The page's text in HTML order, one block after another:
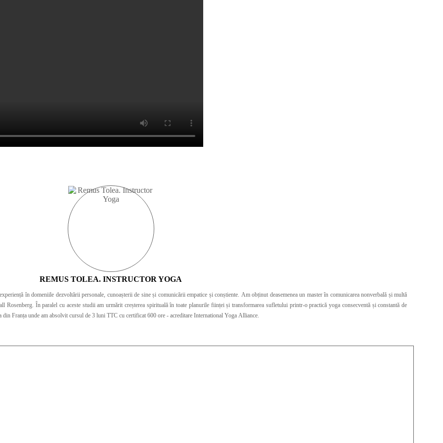
REMUS TOLEA. INSTRUCTOR YOGA
în domeniile dezvoltării personale, cunoașterii de sine și comunicării empatice și conștiente. Am obținut deasemenea un master în comunicarea nonverbală și multă
Rosenberg. În paralel cu aceste studii am urmărit creșterea spirituală în toate planurile ființei și transformarea sufletului printr-o practică yoga consecventă și constantă de
Franța unde am absolvit cursul de 3 luni TTC cu certificat 600 ore - acreditare International Yoga Alliance.